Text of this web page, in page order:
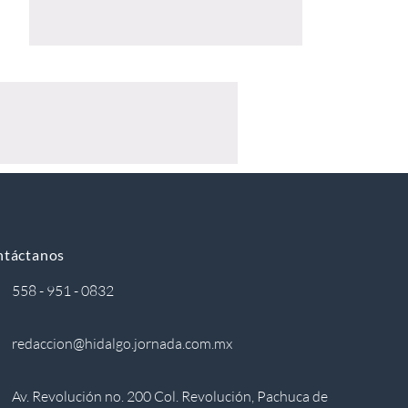
558 - 951 - 0832
redaccion@hidalgo.jornada.com.mx
Av. Revolución no. 200 Col. Revolución, Pachuca de